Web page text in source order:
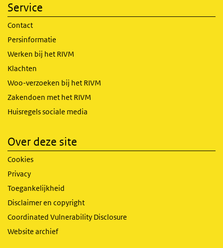
Service
Contact
Persinformatie
Werken bij het RIVM
Klachten
Woo-verzoeken bij het RIVM
Zakendoen met het RIVM
Huisregels sociale media
Over deze site
Cookies
Privacy
Toegankelijkheid
Disclaimer en copyright
Coordinated Vulnerability Disclosure
Website archief